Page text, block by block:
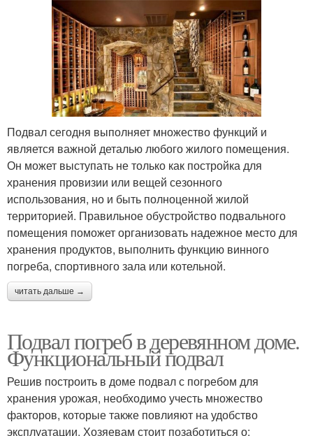
Подвал сегодня выполняет множество функций и
является важной деталью любого жилого помещения.
Он может выступать не только как постройка для
хранения провизии или вещей сезонного
использования, но и быть полноценной жилой
территорией. Правильное обустройство подвального
помещения поможет организовать надежное место для
хранения продуктов, выполнить функцию винного
погреба, спортивного зала или котельной.
читать дальше →
Подвал погреб в деревянном доме.
Функциональный подвал
Решив построить в доме подвал с погребом для
хранения урожая, необходимо учесть множество
факторов, которые также повлияют на удобство
эксплуатации. Хозяевам стоит позаботиться о: